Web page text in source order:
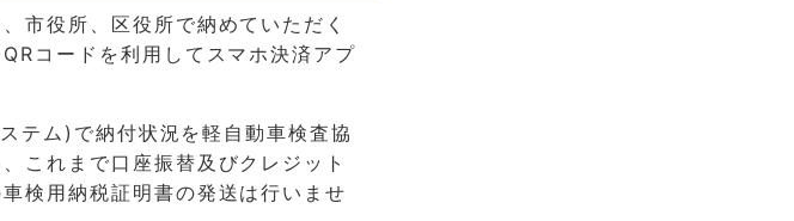
市役所、区役所で納めていただく
コードを利用してスマホ決済アプ
テム)で納付状況を軽自動車検査協
これまで口座振替及びクレジット
検用納税証明書の発送は行いませ